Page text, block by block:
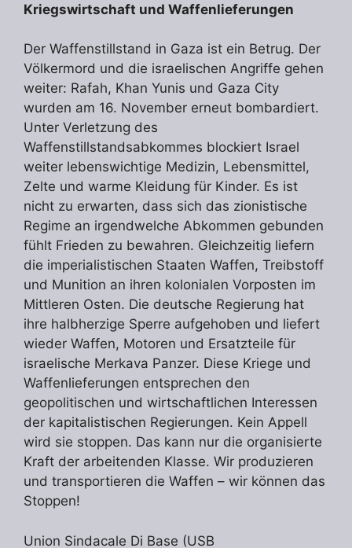
Kriegswirtschaft und Waffenlieferungen
Der Waffenstillstand in Gaza ist ein Betrug. Der
Völkermord und die israelischen Angriffe gehen
weiter: Rafah, Khan Yunis und Gaza City
wurden am 16. November erneut bombardiert.
Unter Verletzung des
Waffenstillstandsabkommes blockiert Israel
weiter lebenswichtige Medizin, Lebensmittel,
Zelte und warme Kleidung für Kinder. Es ist
nicht zu erwarten, dass sich das zionistische
Regime an irgendwelche Abkommen gebunden
fühlt Frieden zu bewahren. Gleichzeitig liefern
die imperialistischen Staaten Waffen, Treibstoff
und Munition an ihren kolonialen Vorposten im
Mittleren Osten. Die deutsche Regierung hat
ihre halbherzige Sperre aufgehoben und liefert
wieder Waffen, Motoren und Ersatzteile für
israelische Merkava Panzer. Diese Kriege und
Waffenlieferungen entsprechen den
geopolitischen und wirtschaftlichen Interessen
der kapitalistischen Regierungen. Kein Appell
wird sie stoppen. Das kann nur die organisierte
Kraft der arbeitenden Klasse. Wir produzieren
und transportieren die Waffen – wir können das
Stoppen!
Union Sindacale Di Base (USB